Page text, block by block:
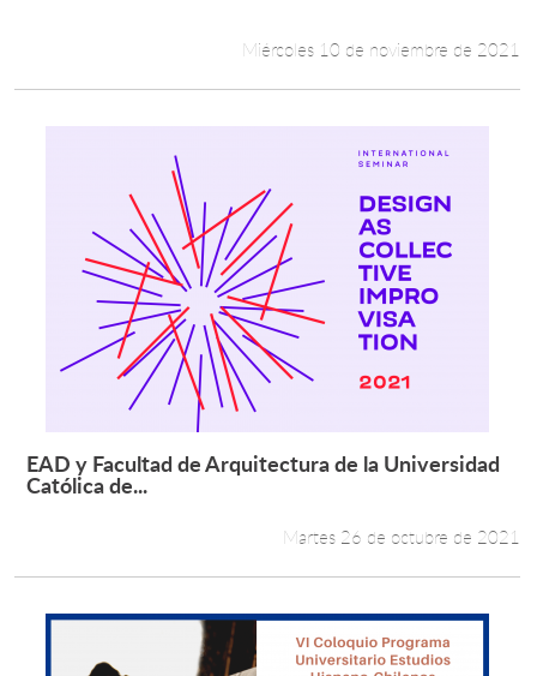
Miércoles 10 de noviembre de 2021
Leer más +
EAD y Facultad de Arquitectura de la Universidad
Católica de...
Martes 26 de octubre de 2021